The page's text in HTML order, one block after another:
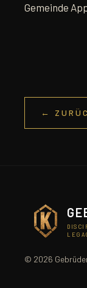
Gemeinde
←
© 2026